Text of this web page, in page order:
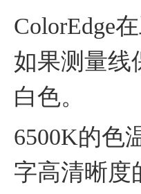
ColorEdge
如果测量线
白色。
6500K的色
字高清晰度